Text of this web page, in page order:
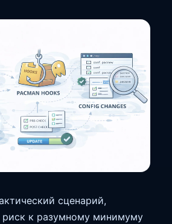
сценарий,
риск к разумному минимуму